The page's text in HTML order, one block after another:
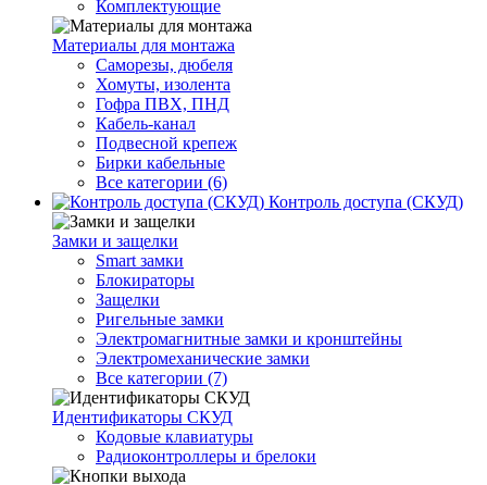
Комплектующие
Материалы для монтажа
Саморезы, дюбеля
Хомуты, изолента
Гофра ПВХ, ПНД
Кабель-канал
Подвесной крепеж
Бирки кабельные
Все категории (6)
Контроль доступа (СКУД)
Замки и защелки
Smart замки
Блокираторы
Защелки
Ригельные замки
Электромагнитные замки и кронштейны
Электромеханические замки
Все категории (7)
Идентификаторы СКУД
Кодовые клавиатуры
Радиоконтроллеры и брелоки